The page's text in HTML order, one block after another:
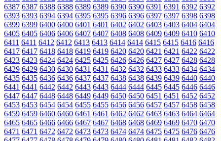
6387 6387 6388 6388 6389 6389 6390 6390 6391 6391 6392 6392
6393 6393 6394 6394 6395 6395 6396 6396 6397 6397 6398 6398
6399 6399 6400 6400 6401 6401 6402 6402 6403 6403 6404 6404
6405 6405 6406 6406 6407 6407 6408 6408 6409 6409 6410 6410
6411 6411 6412 6412 6413 6413 6414 6414 6415 6415 6416 6416
6417 6417 6418 6418 6419 6419 6420 6420 6421 6421 6422 6422
6423 6423 6424 6424 6425 6425 6426 6426 6427 6427 6428 6428
6429 6429 6430 6430 6431 6431 6432 6432 6433 6433 6434 6434
6435 6435 6436 6436 6437 6437 6438 6438 6439 6439 6440 6440
6441 6441 6442 6442 6443 6443 6444 6444 6445 6445 6446 6446
6447 6447 6448 6448 6449 6449 6450 6450 6451 6451 6452 6452
6453 6453 6454 6454 6455 6455 6456 6456 6457 6457 6458 6458
6459 6459 6460 6460 6461 6461 6462 6462 6463 6463 6464 6464
6465 6465 6466 6466 6467 6467 6468 6468 6469 6469 6470 6470
6471 6471 6472 6472 6473 6473 6474 6474 6475 6475 6476 6476